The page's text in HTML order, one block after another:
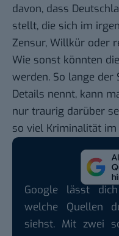
davon, dass
stellt, die sich im
Zensur, Willkür oder
Wie sonst könnten
werden. So lange der
Details nennt, kann
nur traurig darüber
so viel Kriminalität
Google lässt
welche Quellen
siehst. Mit zwei